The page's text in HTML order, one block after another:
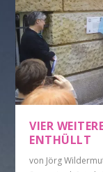
VIER
ENTHÜLLT
von Jörg